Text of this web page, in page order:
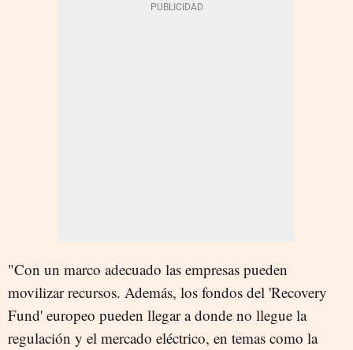
"Con un marco adecuado las empresas pueden
movilizar recursos. Además, los fondos del 'Recovery
Fund' europeo pueden llegar a donde no llegue la
regulación y el mercado eléctrico, en temas como la